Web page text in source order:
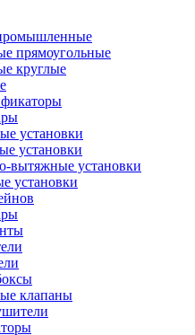
прямоугольные
круглые
установки
установки
вытяжные установки
установки
клапаны